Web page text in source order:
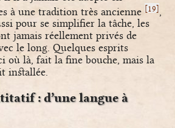
à une tradition très ancienne [19]
pour se simplifier la tâche, les
jamais réellement privés de
le long. Quelques esprits
où là, fait la fine bouche, mais la
installée.
: d’une langue à